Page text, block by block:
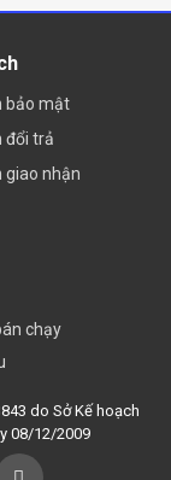
bảo mật
đổi trả
giao nhận
chạy
do Sở Kế hoạch
08/12/2009